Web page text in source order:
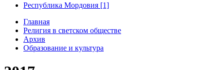
Республика Мордовия [1]
Главная
Религия в светском обществе
Архив
Образование и культура